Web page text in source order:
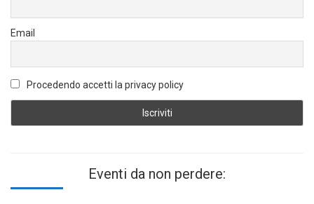
Email
Procedendo accetti la privacy policy
Eventi da non perdere: